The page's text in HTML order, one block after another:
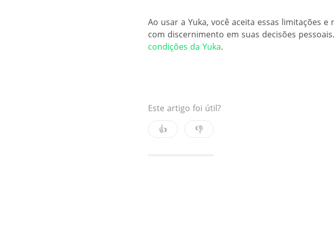
Ao usar a Yuka, você aceita essas limitações
com discernimento em suas decisões
condições da Yuka.
Este artigo foi útil?
👍
👎